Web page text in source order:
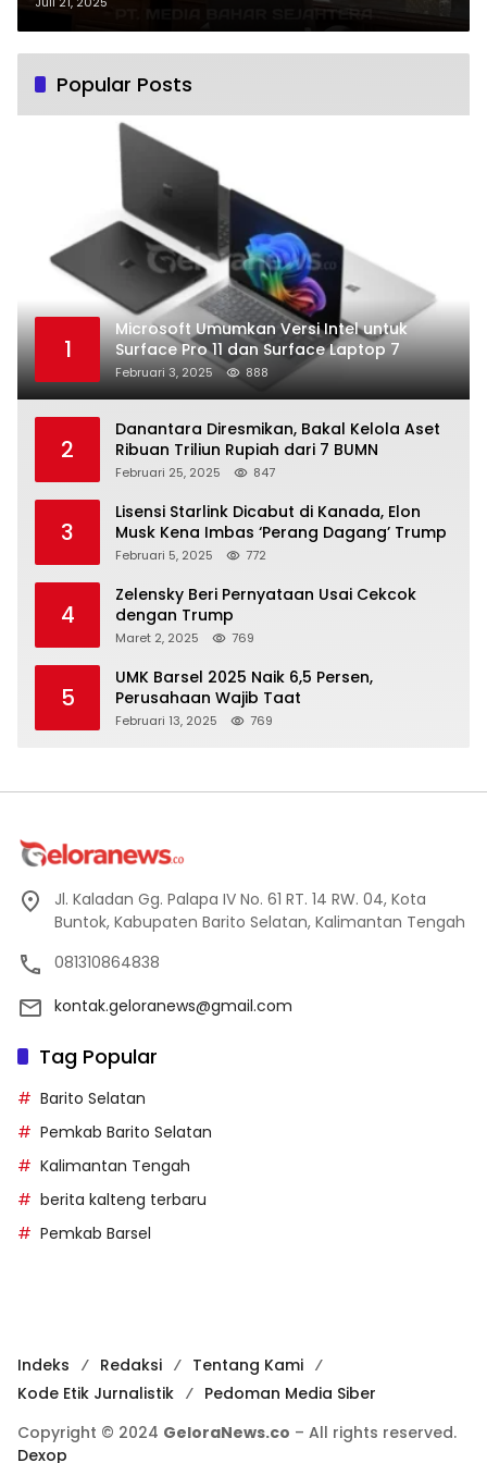
Popular Posts
1
Microsoft Umumkan Versi Intel untuk
Surface Pro 11 dan Surface Laptop 7
Februari 3, 2025 888
2
Danantara Diresmikan, Bakal Kelola Aset
Ribuan Triliun Rupiah dari 7 BUMN
Februari 25, 2025 847
3
Lisensi Starlink Dicabut di Kanada, Elon
Musk Kena Imbas ‘Perang Dagang’ Trump
Februari 5, 2025 772
4
Zelensky Beri Pernyataan Usai Cekcok
dengan Trump
Maret 2, 2025 769
5
UMK Barsel 2025 Naik 6,5 Persen,
Perusahaan Wajib Taat
Februari 13, 2025 769
Jl. Kaladan Gg. Palapa IV No. 61 RT. 14 RW. 04, Kota
Buntok, Kabupaten Barito Selatan, Kalimantan Tengah
081310864838
kontak.geloranews@gmail.com
Tag Popular
Barito Selatan
Pemkab Barito Selatan
Kalimantan Tengah
berita kalteng terbaru
Pemkab Barsel
Indeks Redaksi
Tentang Kami
Kode Etik Jurnalistik
Pedoman Media Siber
Copyright © 2024 GeloraNews.co – All rights reserved.
Dexop